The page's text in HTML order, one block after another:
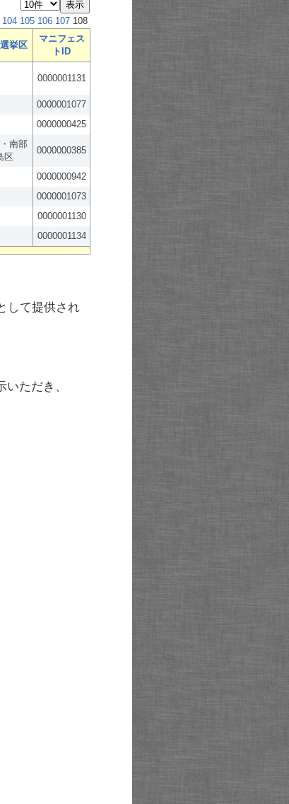
104 105 106 107 108
挙区
マニフェス
トID
0000001131
0000001077
0000000425
南部
区
0000000385
0000000942
0000001073
0000001130
0000001134
して提供され
ただき、